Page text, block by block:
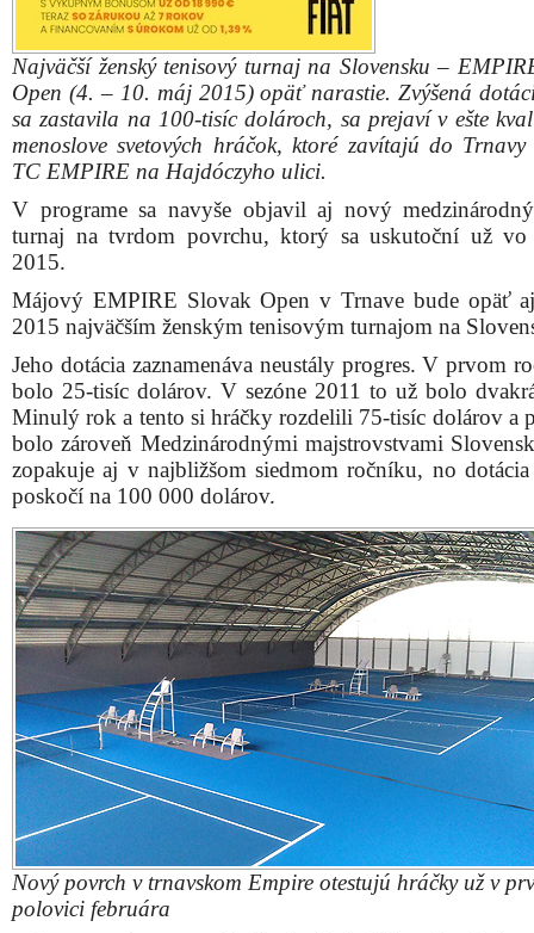
Najväčší ženský tenisový turnaj na Slovensku –
Open (4. – 10. máj 2015) opäť narastie. Zvýšená
sa zastavila na 100-tisíc dolároch, sa prejaví v ešte
menoslove svetových hráčok, ktoré zavítajú do
TC EMPIRE na Hajdóczyho ulici.
V programe sa navyše objavil aj nový
turnaj na tvrdom povrchu, ktorý sa uskutoční už vo
2015.
Májový EMPIRE Slovak Open v Trnave bude opäť
2015 najväčším ženským tenisovým turnajom na
Jeho dotácia zaznamenáva neustály progres. V prvom
bolo 25-tisíc dolárov. V sezóne 2011 to už bolo
Minulý rok a tento si hráčky rozdelili 75-tisíc dolárov a
bolo zároveň Medzinárodnými majstrovstvami
zopakuje aj v najbližšom siedmom ročníku, no dotácia
poskočí na 100 000 dolárov.
Nový povrch v trnavskom Empire otestujú hráčky už v
polovici februára